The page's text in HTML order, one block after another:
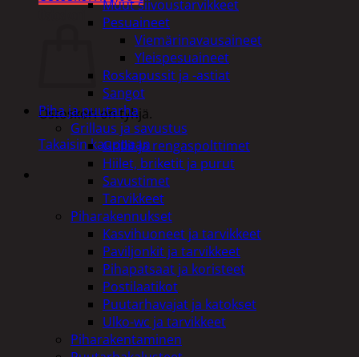
Ostoskori on tyhjä.
Takaisin kauppaan
Muut siivoustarvikkeet
Pesuaineet
Viemärinavausaineet
Yleispesuaineet
Roskapussit ja -astiat
Sangot
Piha ja puutarha
Grillaus ja savustus
Grillit ja rengaspolttimet
Hiilet, briketit ja purut
Savustimet
Tarvikkeet
Piharakennukset
Kasvihuoneet ja tarvikkeet
Paviljonkit ja tarvikkeet
Pihapatsaat ja koristeet
Postilaatikot
Puutarhavajat ja katokset
Ulko-wc ja tarvikkeet
Piharakentaminen